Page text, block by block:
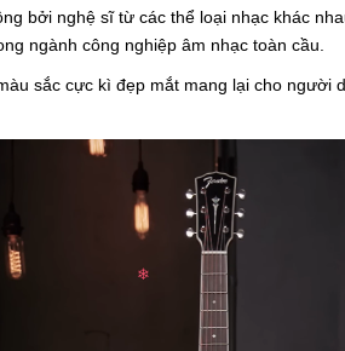
bởi nghệ sĩ từ các thể loại nhạc khác
ngành công nghiệp âm nhạc toàn cầu.
sắc cực kì đẹp mắt mang lại cho